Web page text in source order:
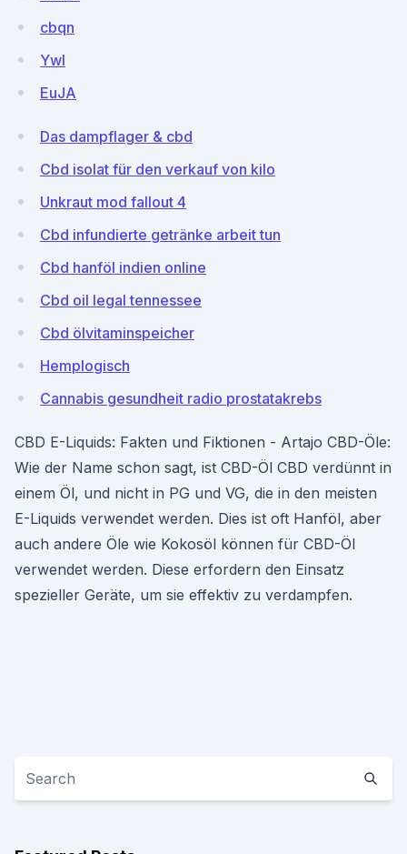
cbqn
Ywl
EuJA
Das dampflager & cbd
Cbd isolat für den verkauf von kilo
Unkraut mod fallout 4
Cbd infundierte getränke arbeit tun
Cbd hanföl indien online
Cbd oil legal tennessee
Cbd ölvitaminspeicher
Hemplogisch
Cannabis gesundheit radio prostatakrebs
CBD E-Liquids: Fakten und Fiktionen - Artajo CBD-Öle:
Wie der Name schon sagt, ist CBD-Öl CBD verdünnt in
einem Öl, und nicht in PG und VG, die in den meisten
E-Liquids verwendet werden. Dies ist oft Hanföl, aber
auch andere Öle wie Kokosöl können für CBD-Öl
verwendet werden. Diese erfordern den Einsatz
spezieller Geräte, um sie effektiv zu verdampfen.